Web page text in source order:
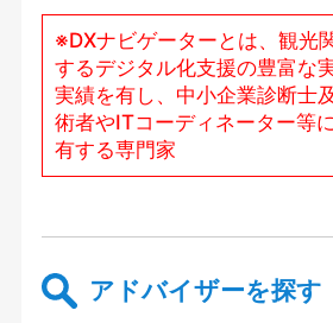
※DXナビゲーターとは、観光
するデジタル化支援の豊富な
実績を有し、中小企業診断士
術者やITコーディネーター等
有する専門家
アドバイザーを探す